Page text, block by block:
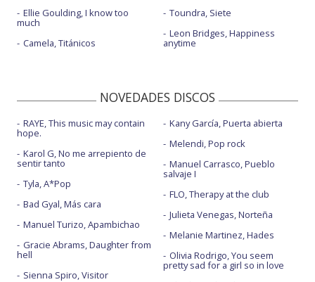
Ellie Goulding, I know too
much
Camela, Titánicos
Toundra, Siete
Leon Bridges, Happiness
anytime
NOVEDADES DISCOS
RAYE, This music may contain
hope.
Karol G, No me arrepiento de
sentir tanto
Tyla, A*Pop
Bad Gyal, Más cara
Manuel Turizo, Apambichao
Gracie Abrams, Daughter from
hell
Sienna Spiro, Visitor
Kany García, Puerta abierta
Melendi, Pop rock
Manuel Carrasco, Pueblo
salvaje I
FLO, Therapy at the club
Julieta Venegas, Norteña
Melanie Martinez, Hades
Olivia Rodrigo, You seem
pretty sad for a girl so in love